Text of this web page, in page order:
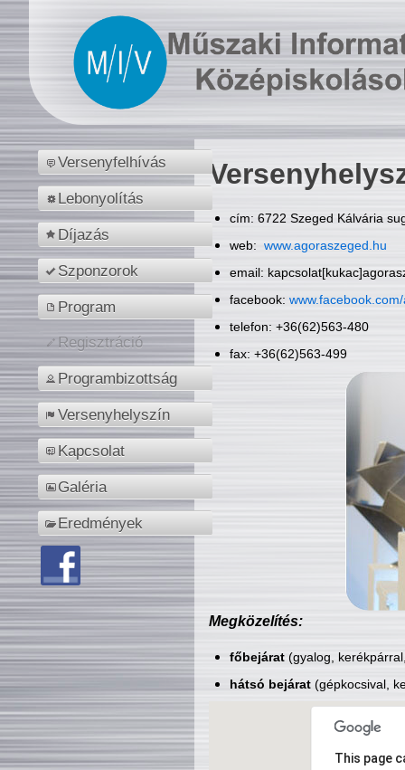
Versenyfelhívás
Lebonyolítás
Díjazás
Szponzorok
Program
Regisztráció
Programbizottság
Versenyhelyszín
Kapcsolat
Galéria
Eredmények
cím: 6722 Szeged Kálvária
web: www.agoraszeged.hu
email:
facebook:
telefon: +36(62)563-480
fax: +36(62)563-499
Megközelítés:
főbejárat(gyalog,
hátsó bejárat(gépkocsival,
This page